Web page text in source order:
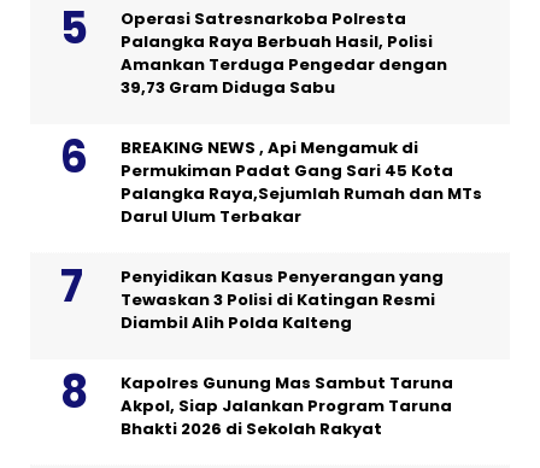
Operasi Satresnarkoba Polresta
Palangka Raya Berbuah Hasil, Polisi
Amankan Terduga Pengedar dengan
39,73 Gram Diduga Sabu
BREAKING NEWS , Api Mengamuk di
Permukiman Padat Gang Sari 45 Kota
Palangka Raya,Sejumlah Rumah dan MTs
Darul Ulum Terbakar
Penyidikan Kasus Penyerangan yang
Tewaskan 3 Polisi di Katingan Resmi
Diambil Alih Polda Kalteng
Kapolres Gunung Mas Sambut Taruna
Akpol, Siap Jalankan Program Taruna
Bhakti 2026 di Sekolah Rakyat